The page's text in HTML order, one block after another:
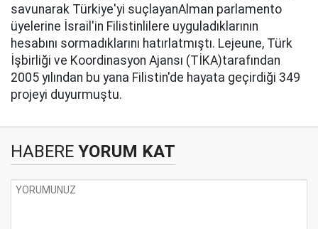
savunarak Türkiye'yi suçlayanAlman parlamento
üyelerine İsrail'in Filistinlilere uyguladıklarının
hesabını sormadıklarını hatırlatmıştı. Lejeune, Türk
İşbirliği ve Koordinasyon Ajansı (TİKA)tarafından
2005 yılından bu yana Filistin'de hayata geçirdiği 349
projeyi duyurmuştu.
HABERE YORUM KAT